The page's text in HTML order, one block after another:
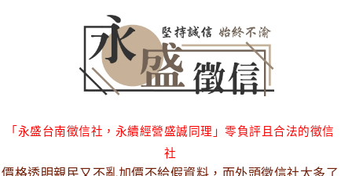
「永盛台南徵信社，永續經營盛誠同理」零負評且合法的徵信
社